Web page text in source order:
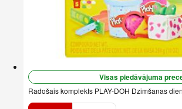
Visas piedāvājuma
Radošais komplekts PLAY-DOH Dzimšanas